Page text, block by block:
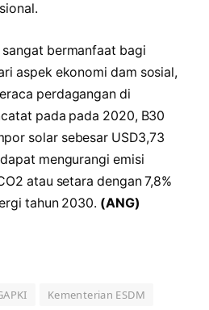
bermanfaat bagi
aspek ekonomi dam sosial,
perdagangan di
pada pada 2020, B30
solar sebesar USD3,73
mengurangi emisi
atau setara dengan 7,8%
tahun 2030. (ANG)
Kementerian ESDM